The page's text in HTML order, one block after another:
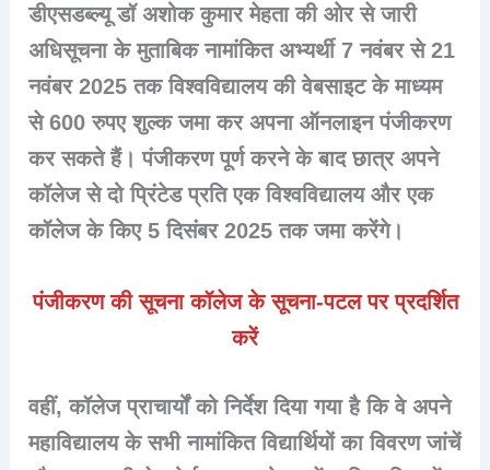
डीएसडब्ल्यू डॉ अशोक कुमार मेहता की ओर से जारी
अधिसूचना के मुताबिक नामांकित अभ्यर्थी 7 नवंबर से 21
नवंबर 2025 तक विश्वविद्यालय की वेबसाइट के माध्यम
से 600 रुपए शुल्क जमा कर अपना ऑनलाइन पंजीकरण
कर सकते हैं। पंजीकरण पूर्ण करने के बाद छात्र अपने
कॉलेज से दो प्रिंटेड प्रति एक विश्वविद्यालय और एक
कॉलेज के किए 5 दिसंबर 2025 तक जमा करेंगे।
पंजीकरण की सूचना कॉलेज के सूचना-पटल पर प्रदर्शित
करें
वहीं, कॉलेज प्राचार्यों को निर्देश दिया गया है कि वे अपने
महाविद्यालय के सभी नामांकित विद्यार्थियों का विवरण जांचें